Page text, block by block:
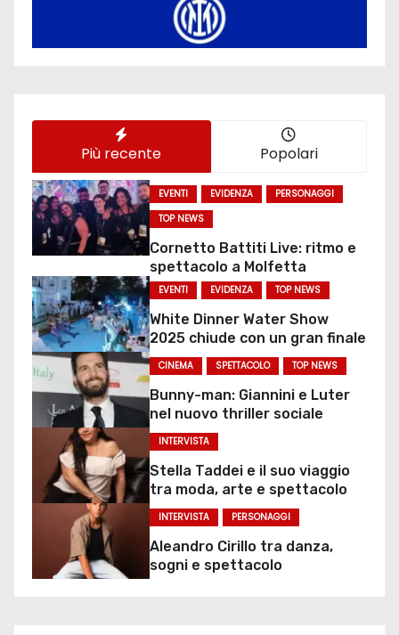
Più recente Popolari
EVENTI EVIDENZA
PERSONAGGI
TOP NEWS
Cornetto Battiti Live: ritmo e
spettacolo a Molfetta
EVENTI EVIDENZA TOP NEWS
White Dinner Water Show
2025 chiude con un gran finale
CINEMA SPETTACOLO TOP NEWS
Bunny-man: Giannini e Luter
nel nuovo thriller sociale
INTERVISTA
Stella Taddei e il suo viaggio
tra moda, arte e spettacolo
INTERVISTA PERSONAGGI
Aleandro Cirillo tra danza,
sogni e spettacolo